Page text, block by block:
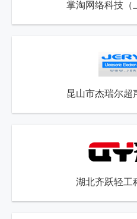
掌淘网络科技（
昆山市杰瑞尔超
湖北齐跃轻工